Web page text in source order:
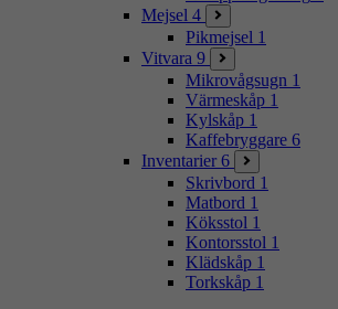
Mejsel 4
Pikmejsel 1
Vitvara 9
Mikrovågsugn 1
Värmeskåp 1
Kylskåp 1
Kaffebryggare 6
Inventarier 6
Skrivbord 1
Matbord 1
Köksstol 1
Kontorsstol 1
Klädskåp 1
Torkskåp 1